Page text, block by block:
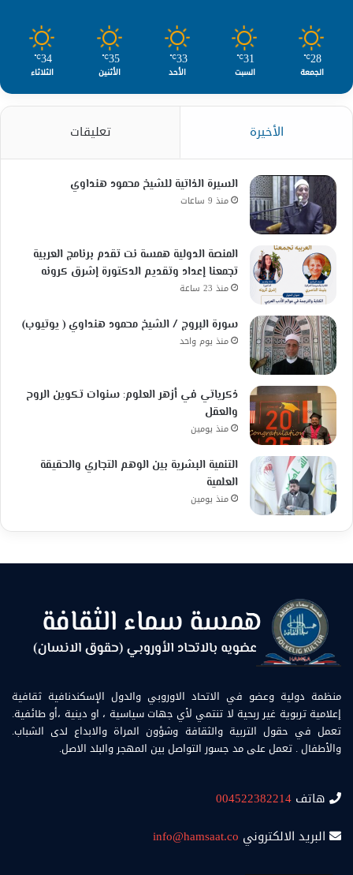
28
℃
الجمعة
31
℃
السبت
33
℃
الأحد
35
℃
الأثنين
34
℃
الثلاثاء
الأخيرة تعليقات
السيرة الذاتية للشيخ محمود هنداوي
منذ 9 ساعات
المنصة الدولية همسة نت تقدم برنامج العربية
تجمعنا إعداد وتقديم الدكتورة إشرق كرونه
منذ 23 ساعة
سورة البروج / الشيخ محمود هنداوي ( يوتيوب)
منذ يوم واحد
ذكرياتي في أزهر العلوم: سنوات تكوين الروح
والعقل
منذ يومين
التنمية البشرية بين الوهم التجاري والحقيقة
العلمية
منذ يومين
منظمة دولية وعضو في الاتحاد الاوروبي والدول الإسكندنافية ثقافية
إعلامية تربوية غير ربحية لا تنتمي لأي جهات سياسية ، او دينية ،أو طائفية.
تعمل في حقول التربية والثقافة وشؤون المراة والابداع لدى الشباب.
والأطفال . تعمل على مد جسور التواصل بين المهجر والبلد الاصل.
هاتف 004522382214
البريد الالكتروني info@hamsaat.co